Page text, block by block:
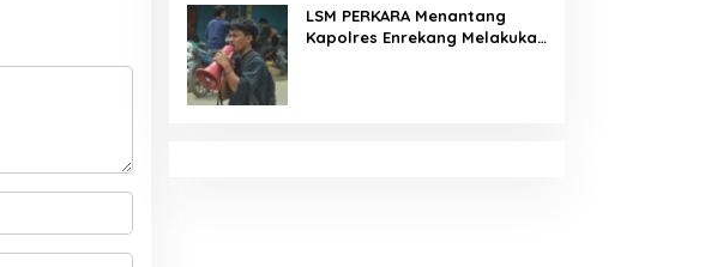
LSM PERKARA Menantang
Kapolres Enrekang Melakukan